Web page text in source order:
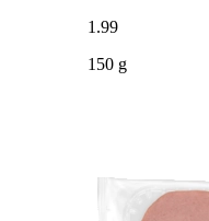
1 .99
150 g